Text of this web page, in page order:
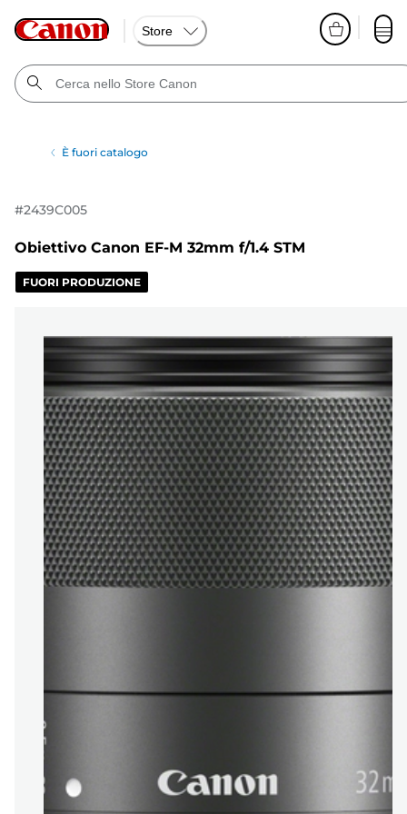
Store
È fuori catalogo
#2439C005
Obiettivo Canon EF-M 32mm f/1.4 STM
FUORI PRODUZIONE